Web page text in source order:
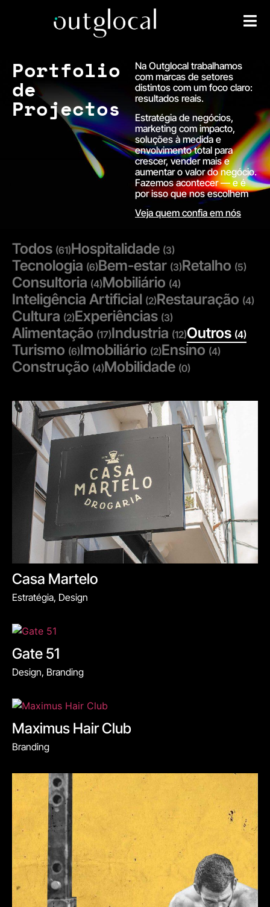
Portfolio
de
Projectos
Na Outglocal trabalhamos
com marcas de setores
distintos com um foco claro:
resultados reais.
Estratégia de negócios,
marketing com impacto,
soluções à medida e
envolvimento total para
crescer, vender mais e
aumentar o valor do negócio.
Fazemos acontecer — e é
por isso que nos escolhem
Veja quem confia em nós
Todos (61)Hospitalidade (3)
Tecnologia (6)Bem-estar (3)Retalho (5)
Consultoria (4)Mobiliário (4)
Inteligência Artificial (2)Restauração (4)
Cultura (2)Experiências (3)
Alimentação (17)Industria (12)Outros (4)
Turismo (6)Imobiliário (2)Ensino (4)
Construção (4)Mobilidade (0)
Casa Martelo
Estratégia, Design
Gate 51
Design, Branding
Maximus Hair Club
Branding